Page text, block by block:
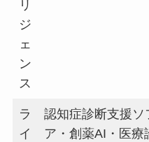
リ
ジ
ェ
ン
ス
ラ
イ
認知症診断支援ソ
ア・創薬AI・医療